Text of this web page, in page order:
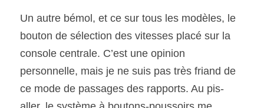
Un autre bémol, et ce sur tous les modèles, le
bouton de sélection des vitesses placé sur la
console centrale. C’est une opinion
personnelle, mais je ne suis pas très friand de
ce mode de passages des rapports. Au pis-